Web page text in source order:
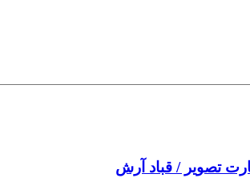
تصویر / قباد آرش